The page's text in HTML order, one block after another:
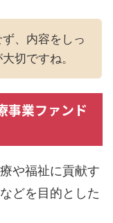
、内容をしっ
切ですね。
事業ファンド
や福祉に貢献す
どを目的とした